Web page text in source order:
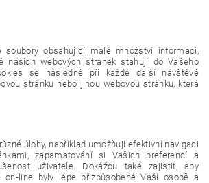
soubory obsahující malé množství informací,
našich webových stránek stahují do Vašeho
se následně při každé další návštěvě
stránku nebo jinou webovou stránku, která
úlohy, například umožňují efektivní navigaci
zapamatování si Vašich preferencí a
uživatele. Dokážou také zajistit, aby
on-line byly lépe přizpůsobené Vaší osobě a